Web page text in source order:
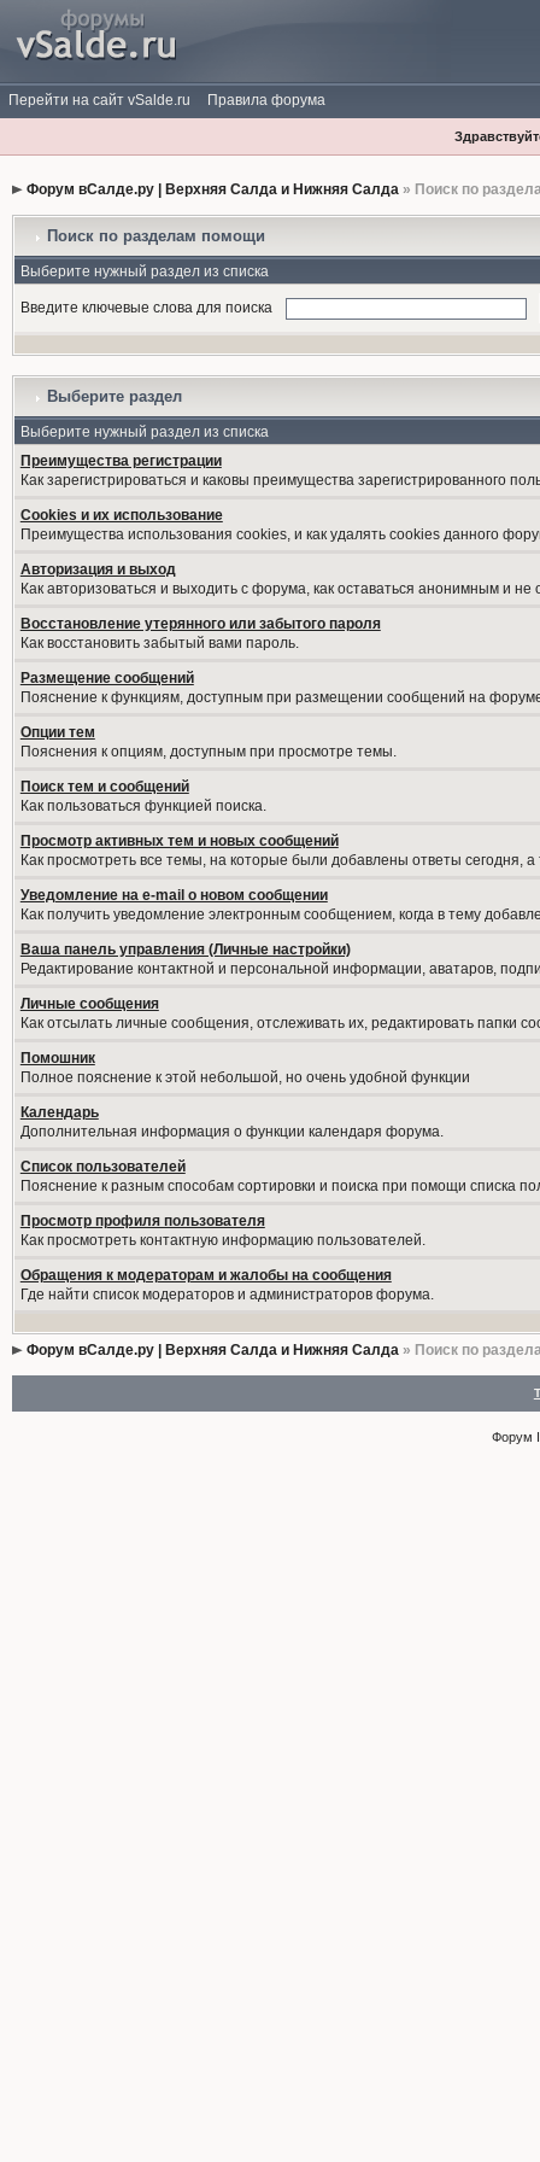
Перейти на сайт vSalde.ru Правила форума
Форум вСалде.ру | Верхняя Салда и Нижняя Салда» Поиск по
Поиск по разделам помощи
Выберите нужный раздел из списка
Введите ключевые слова для поиска
Выберите раздел
Выберите нужный раздел из списка
Преимущества регистрации
Как зарегистрироваться и каковы преимущества зарегистрированного
Cookies и их использование
Преимущества использования cookies, и как удалять cookies данного
Авторизация и выход
Как авторизоваться и выходить с форума, как оставаться анонимным и
Восстановление утерянного или забытого пароля
Как восстановить забытый вами пароль.
Размещение сообщений
Пояснение к функциям, доступным при размещении сообщений на
Опции тем
Пояснения к опциям, доступным при просмотре темы.
Поиск тем и сообщений
Как пользоваться функцией поиска.
Просмотр активных тем и новых сообщений
Как просмотреть все темы, на которые были добавлены ответы сегодня,
Уведомление на е-mail о новом сообщении
Как получить уведомление электронным сообщением, когда в тему
Ваша панель управления (Личные настройки)
Редактирование контактной и персональной информации, аватаров,
Личные сообщения
Как отсылать личные сообщения, отслеживать их, редактировать папки
Помошник
Полное пояснение к этой небольшой, но очень удобной функции
Календарь
Дополнительная информация о функции календаря форума.
Список пользователей
Пояснение к разным способам сортировки и поиска при помощи списка
Просмотр профиля пользователя
Как просмотреть контактную информацию пользователей.
Обращения к модераторам и жалобы на сообщения
Где найти список модераторов и администраторов форума.
Форум вСалде.ру | Верхняя Салда и Нижняя Салда» Поиск по
Форум